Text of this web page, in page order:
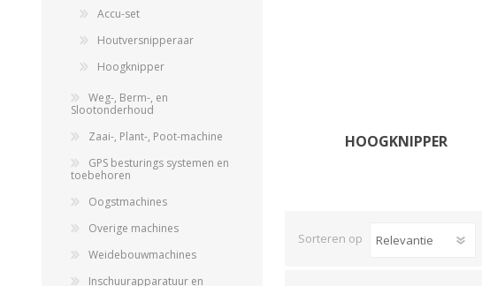
HOOGKNIPPER
Sorteren op
Accu-set
Houtversnipperaar
Hoogknipper
Weg-, Berm-, en
Slootonderhoud
Zaai-, Plant-, Poot-machine
GPS besturings systemen en
toebehoren
Oogstmachines
Overige machines
Weidebouwmachines
Inschuurapparatuur en